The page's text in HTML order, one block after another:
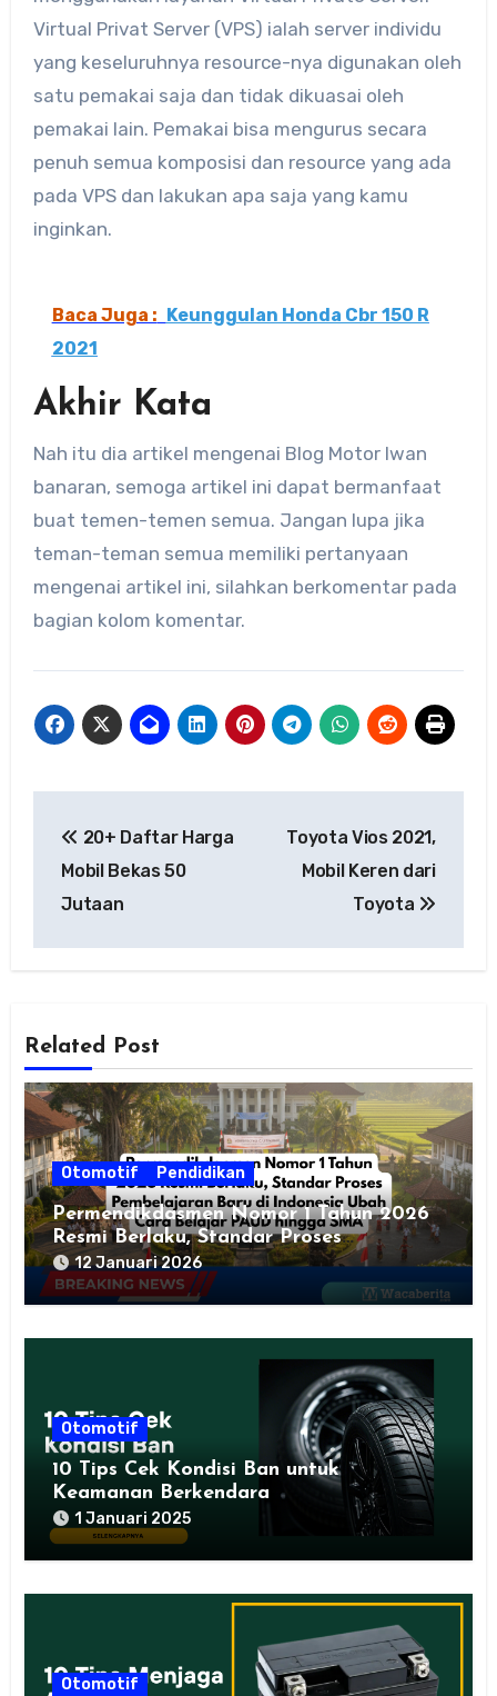
Virtual Privat Server (VPS) ialah server individu
yang keseluruhnya resource-nya digunakan oleh
satu pemakai saja dan tidak dikuasai oleh
pemakai lain. Pemakai bisa mengurus secara
penuh semua komposisi dan resource yang ada
pada VPS dan lakukan apa saja yang kamu
inginkan.
Baca Juga : Keunggulan Honda Cbr 150 R
2021
Akhir Kata
Nah itu dia artikel mengenai Blog Motor Iwan
banaran, semoga artikel ini dapat bermanfaat
buat temen-temen semua. Jangan lupa jika
teman-teman semua memiliki pertanyaan
mengenai artikel ini, silahkan berkomentar pada
bagian kolom komentar.
pos
20+ Daftar Harga
Mobil Bekas 50
Jutaan
Toyota Vios 2021,
Mobil Keren dari
Toyota
Related Post
Otomotif Pendidikan
Permendikdasmen Nomor 1 Tahun 2026
Resmi Berlaku, Standar Proses
Pembelajaran Baru di Indonesia Ubah
Cara Belajar PAUD hingga SMA
12 Januari 2026
Otomotif
10 Tips Cek Kondisi Ban untuk
Keamanan Berkendara
1 Januari 2025
Otomotif